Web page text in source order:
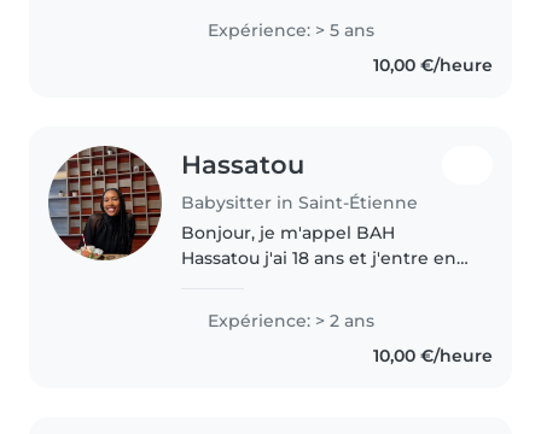
en science de l'éducation et d'un
CAP petite enfance, j'ai acquis
une solide expérience auprès..
Expérience: > 5 ans
10,00 €/heure
Hassatou
Babysitter in Saint-Étienne
Bonjour, je m'appel BAH
Hassatou j'ai 18 ans et j'entre en
détroit à jean monnet à saint
étienne. je suis originaire de
lyon. J'ai déjà fait du babysitting..
Expérience: > 2 ans
10,00 €/heure